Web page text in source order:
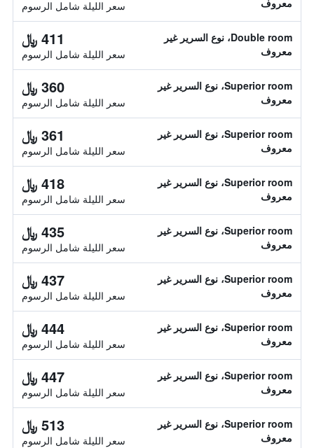
معروف
سعر الليلة شامل الرسوم
Double room، نوع السرير غير
معروف
411 ﷼
سعر الليلة شامل الرسوم
Superior room، نوع السرير غير
معروف
360 ﷼
سعر الليلة شامل الرسوم
Superior room، نوع السرير غير
معروف
361 ﷼
سعر الليلة شامل الرسوم
Superior room، نوع السرير غير
معروف
418 ﷼
سعر الليلة شامل الرسوم
Superior room، نوع السرير غير
معروف
435 ﷼
سعر الليلة شامل الرسوم
Superior room، نوع السرير غير
معروف
437 ﷼
سعر الليلة شامل الرسوم
Superior room، نوع السرير غير
معروف
444 ﷼
سعر الليلة شامل الرسوم
Superior room، نوع السرير غير
معروف
447 ﷼
سعر الليلة شامل الرسوم
Superior room، نوع السرير غير
معروف
513 ﷼
سعر الليلة شامل الرسوم